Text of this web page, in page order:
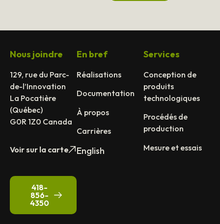
Nous joindre
129, rue du Parc-
de-l’Innovation
La Pocatière
(Québec)
G0R 1Z0 Canada
Voir sur la carte
418-
856-
4350
En bref
Réalisations
Documentation
À propos
Carrières
English
Services
Conception de
produits
technologiques
Procédés de
production
Mesure et essais